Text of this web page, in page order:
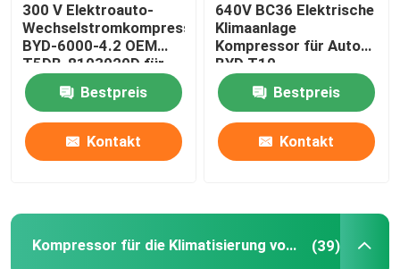
Auto-AC-Ausdehnungsklappe
300 V Elektroauto-
Wechselstromkompressor
BYD-6000-4.2 OEM
T5DB-8103020D für
BYD V3
Bestpreis
Kontakt
640V BC36 Elektrische
Klimaanlage
Kompressor für Auto
BYD T10
Bestpreis
Kontakt
Kompressor für die Klimatisierung von Fahrzeugen (39)